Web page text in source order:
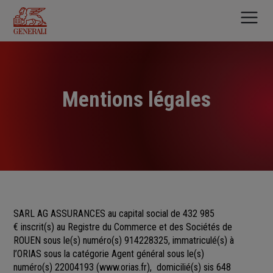
contenu
principal
Mentions légales
SARL AG ASSURANCES au capital social de 432 985
€ inscrit(s) au Registre du Commerce et des Sociétés de
ROUEN sous le(s) numéro(s) 914228325, immatriculé(s) à
l’ORIAS sous la catégorie Agent général sous le(s)
numéro(s) 22004193 (www.orias.fr), domicilié(s) sis 648